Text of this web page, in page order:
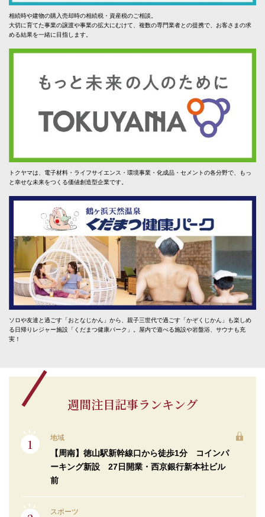
相続時や建物の購入売却時の相続税・資産税のご相談。
大切に育てた事業の譲渡や事業の拡大にむけて、複数の専門業者との提携で、お客さまの求
める結果を一緒に目指します。
トクヤマは、電子材料・ライフサイエンス・環境事業・化成品・セメントの各分野で、もっ
と幸せな未来をつくる価値創造型企業です。
ソロや友達と過ごす「おとなじかん」から、親子三世代で過ごす「かぞくじかん」も楽しめ
る日帰りレジャー施設「くだまつ健康パーク」。屋内で遊べる施設や岩盤浴、サウナも充
実！
週間注目記事ランキング
地域
【周南】徳山駅新幹線口から徒歩1分 コインパ
ーキング新設 27日開業・西京銀行新本社ビル
前
スポーツ